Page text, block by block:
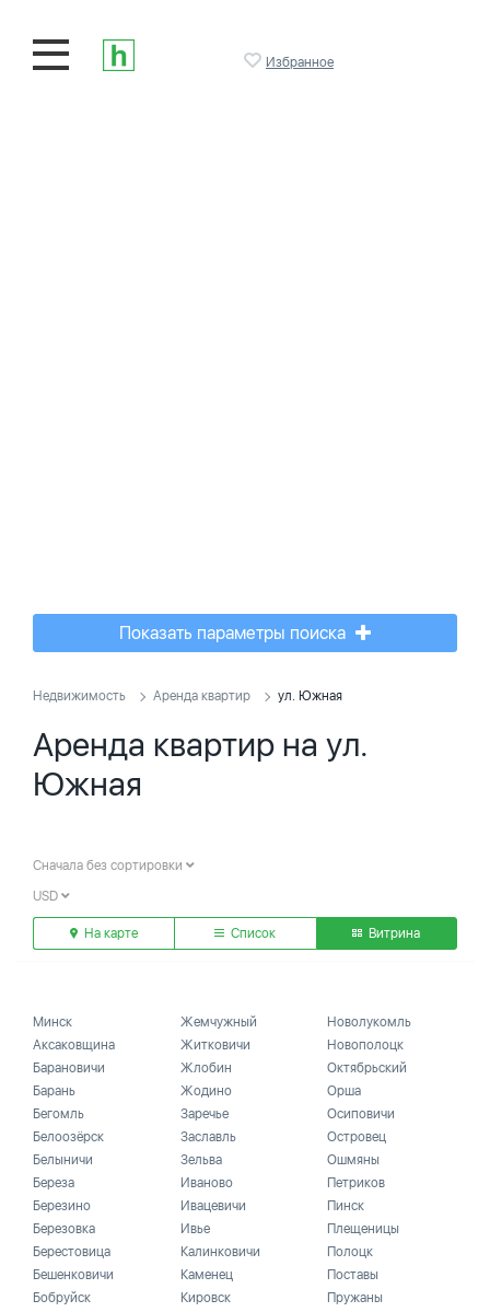
Избранное
Показать параметры поиска
Недвижимость Аренда квартир ул. Южная
Аренда квартир на ул.
Южная
Сначала без сортировки
USD
На карте Список Витрина
Минск
Аксаковщина
Барановичи
Барань
Бегомль
Белоозёрск
Белыничи
Береза
Березино
Березовка
Берестовица
Бешенковичи
Бобруйск
Жемчужный
Житковичи
Жлобин
Жодино
Заречье
Заславль
Зельва
Иваново
Ивацевичи
Ивье
Калинковичи
Каменец
Кировск
Новолукомль
Новополоцк
Октябрьский
Орша
Осиповичи
Островец
Ошмяны
Петриков
Пинск
Плещеницы
Полоцк
Поставы
Пружаны